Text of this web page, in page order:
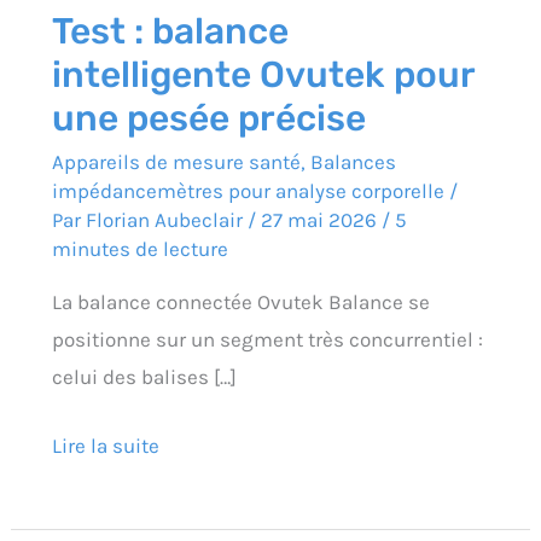
Test : balance
intelligente Ovutek pour
une pesée précise
Appareils de mesure santé, Balances
impédancemètres pour analyse corporelle /
Par Florian Aubeclair / 27 mai 2026 / 5
minutes de lecture
La balance connectée Ovutek Balance se
positionne sur un segment très concurrentiel :
celui des balises […]
Lire la suite